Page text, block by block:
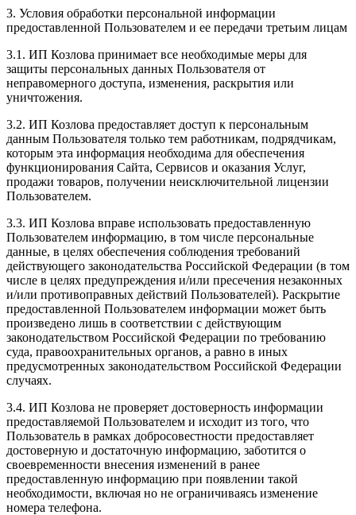
3. Условия обработки персональной информации
предоставленной Пользователем и ее передачи третьим лицам
3.1. ИП Козлова принимает все необходимые меры для
защиты персональных данных Пользователя от
неправомерного доступа, изменения, раскрытия или
уничтожения.
3.2. ИП Козлова предоставляет доступ к персональным
данным Пользователя только тем работникам, подрядчикам,
которым эта информация необходима для обеспечения
функционирования Сайта, Сервисов и оказания Услуг,
продажи товаров, получении неисключительной лицензии
Пользователем.
3.3. ИП Козлова вправе использовать предоставленную
Пользователем информацию, в том числе персональные
данные, в целях обеспечения соблюдения требований
действующего законодательства Российской Федерации (в том
числе в целях предупреждения и/или пресечения незаконных
и/или противоправных действий Пользователей). Раскрытие
предоставленной Пользователем информации может быть
произведено лишь в соответствии с действующим
законодательством Российской Федерации по требованию
суда, правоохранительных органов, а равно в иных
предусмотренных законодательством Российской Федерации
случаях.
3.4. ИП Козлова не проверяет достоверность информации
предоставляемой Пользователем и исходит из того, что
Пользователь в рамках добросовестности предоставляет
достоверную и достаточную информацию, заботится о
своевременности внесения изменений в ранее
предоставленную информацию при появлении такой
необходимости, включая но не ограничиваясь изменение
номера телефона.